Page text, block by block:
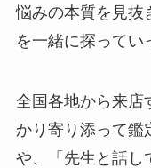
悩みの本質を見抜
を一緒に探ってい
全国各地から来店
かり寄り添って鑑
や、「先生と話し